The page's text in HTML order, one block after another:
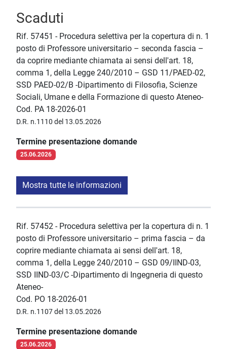
Scaduti
Rif. 57451 - Procedura selettiva per la copertura di n. 1
posto di Professore universitario – seconda fascia –
da coprire mediante chiamata ai sensi dell'art. 18,
comma 1, della Legge 240/2010 – GSD 11/PAED-02,
SSD PAED-02/B -Dipartimento di Filosofia, Scienze
Sociali, Umane e della Formazione di questo Ateneo-
Cod. PA 18-2026-01
D.R. n.1110 del 13.05.2026
Termine presentazione domande
25.06.2026
Mostra tutte le informazioni
Rif. 57452 - Procedura selettiva per la copertura di n. 1
posto di Professore universitario – prima fascia – da
coprire mediante chiamata ai sensi dell'art. 18,
comma 1, della Legge 240/2010 – GSD 09/IIND-03,
SSD IIND-03/C -Dipartimento di Ingegneria di questo
Ateneo-
Cod. PO 18-2026-01
D.R. n.1107 del 13.05.2026
Termine presentazione domande
25.06.2026